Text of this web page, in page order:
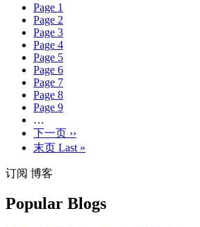
Page 1
Page 2
Page 3
Page 4
Page 5
Page 6
Page 7
Page 8
Page 9
…
下一页 ››
末页 Last »
订阅 博客
Popular Blogs